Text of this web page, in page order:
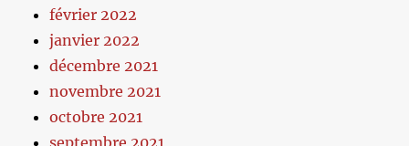
février 2022
janvier 2022
décembre 2021
novembre 2021
octobre 2021